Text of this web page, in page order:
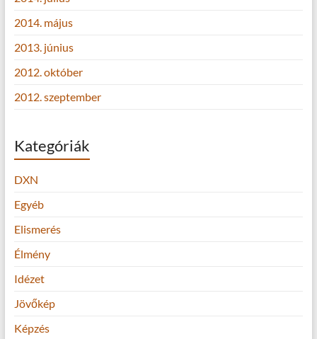
2014. május
2013. június
2012. október
2012. szeptember
Kategóriák
DXN
Egyéb
Elismerés
Élmény
Idézet
Jövőkép
Képzés